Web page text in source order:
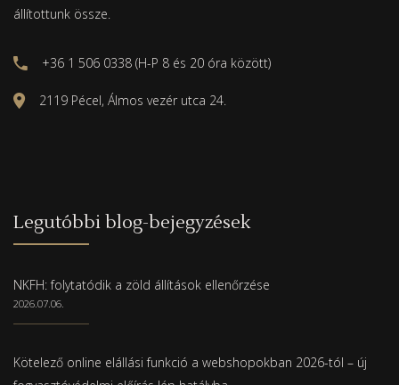
állítottunk össze.
+36 1 506 0338 (H-P 8 és 20 óra között)
2119 Pécel, Álmos vezér utca 24.
Legutóbbi blog-bejegyzések
NKFH: folytatódik a zöld állítások ellenőrzése
2026.07.06.
Kötelező online elállási funkció a webshopokban 2026-tól – új